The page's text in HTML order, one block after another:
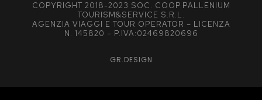
COPYRIGHT 2018-2023 SOC. COOP.PALLENIUM
TOURISM&SERVICE S.R.L.
AGENZIA VIAGGI E TOUR OPERATOR – LICENZA
N. 145820 – P.IVA:02469820696
GR.DESIGN